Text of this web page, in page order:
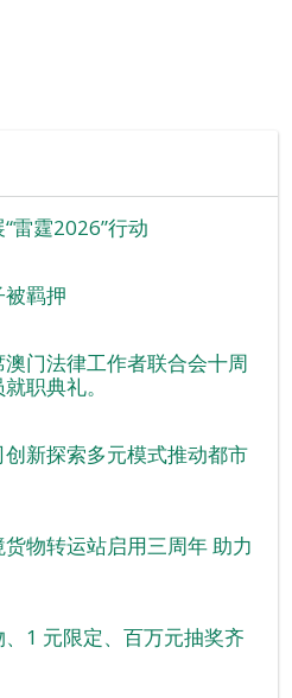
雷霆2026”行动
羁押
门法律工作者联合会十周
职典礼。
新探索多元模式推动都市
物转运站启用三周年 助力
1 元限定、百万元抽奖齐